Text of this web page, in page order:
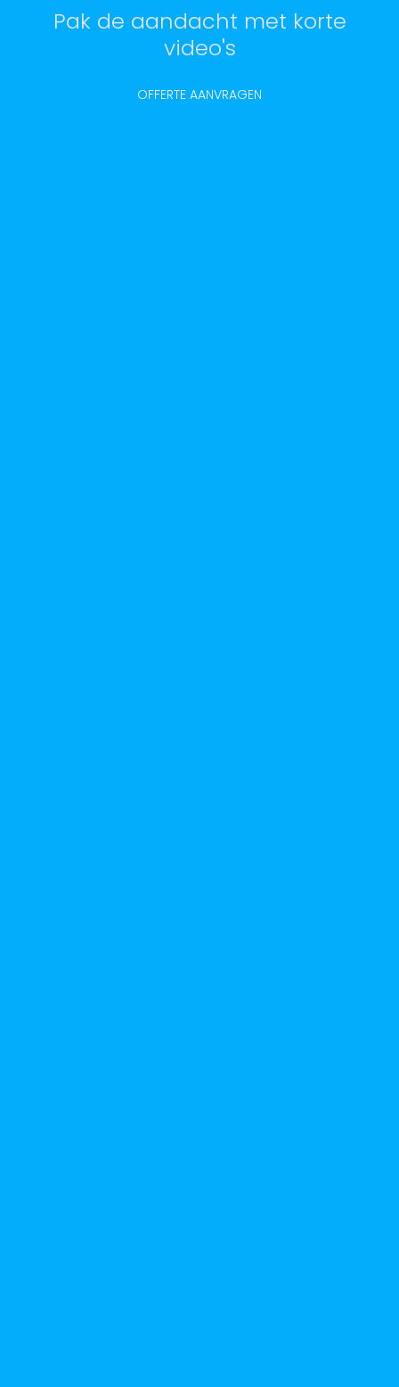
Pak de aandacht met korte
video's
OFFERTE AANVRAGEN